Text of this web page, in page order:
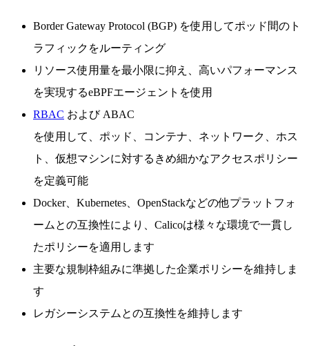
Border Gateway Protocol (BGP) を使用してポッド間のト
ラフィックをルーティング
リソース使用量を最小限に抑え、高いパフォーマンス
を実現するeBPFエージェントを使用
RBAC および ABAC
を使用して、ポッド、コンテナ、ネットワーク、ホス
ト、仮想マシンに対するきめ細かなアクセスポリシー
を定義可能
Docker、Kubernetes、OpenStackなどの他プラットフォ
ームとの互換性により、Calicoは様々な環境で一貫し
たポリシーを適用します
主要な規制枠組みに準拠した企業ポリシーを維持しま
す
レガシーシステムとの互換性を維持します